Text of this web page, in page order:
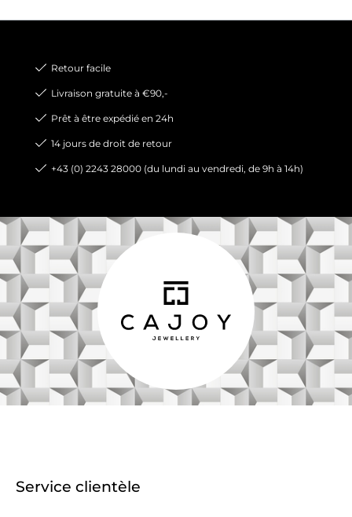
Retour facile
Livraison gratuite à €90,-
Prêt à être expédié en 24h
14 jours de droit de retour
+43 (0) 2243 28000 (du lundi au vendredi, de 9h à 14h)
Service clientèle